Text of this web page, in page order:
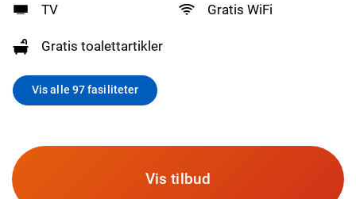
TV Gratis WiFi
Gratis toalettartikler
Vis alle 97 fasiliteter
Vis tilbud